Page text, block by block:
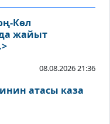
Көл
жайыт
08.08.2026 21:36
атасы каза